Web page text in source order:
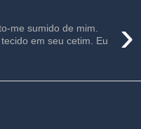
›
me sumido de mim.
em seu cetim. Eu